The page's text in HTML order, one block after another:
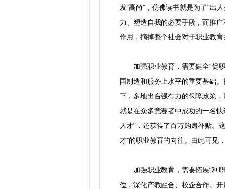
发“高尚”，仿佛读书就是为了“出
力、塑造自我的必要手段，而推
作用，摘掉整个社会对于职业教育
加强职业教育，需要健全“促职
国制造和服务上水平的重要基础
下，多地出台强有力的保障政策
就是在众多竞赛者中成功的一名
人才”，还获得了百万购房补贴。
才”的职业教育的向往。由此可见
加强职业教育，需要拓展“利职
位，深化产教融合、校企合作。